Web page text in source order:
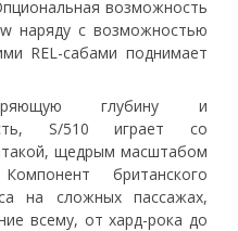
возможность
наряду с возможностью
REL-сабами поднимает
глубину и
S/510 играет со
щедрым масштабом
британского
на сложных пассажах,
всему, от хард-рока до